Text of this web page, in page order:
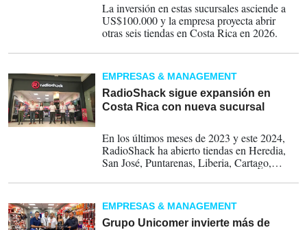
La inversión en estas sucursales asciende a
US$100.000 y la empresa proyecta abrir
otras seis tiendas en Costa Rica en 2026.
EMPRESAS & MANAGEMENT
RadioShack sigue expansión en
Costa Rica con nueva sucursal
En los últimos meses de 2023 y este 2024,
RadioShack ha abierto tiendas en Heredia,
San José, Puntarenas, Liberia, Cartago,
EMPRESAS & MANAGEMENT
Grupo Unicomer invierte más de